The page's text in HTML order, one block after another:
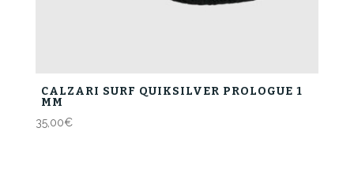
CALZARI SURF QUIKSILVER PROLOGUE 1
MM
35,00€